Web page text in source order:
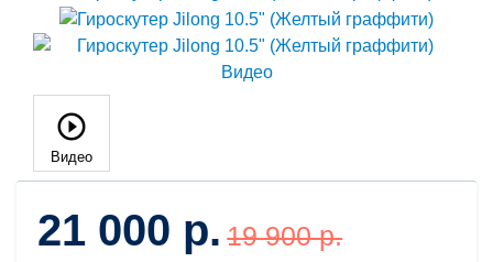
Видео
21 000 р. 19 900 р.